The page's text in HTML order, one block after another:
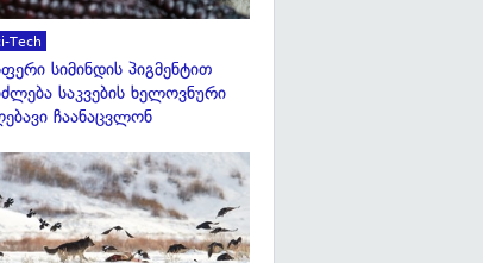
Tech
სიმინდის პიგმენტით
საკვების ხელოვნური
ჩაანაცვლონ